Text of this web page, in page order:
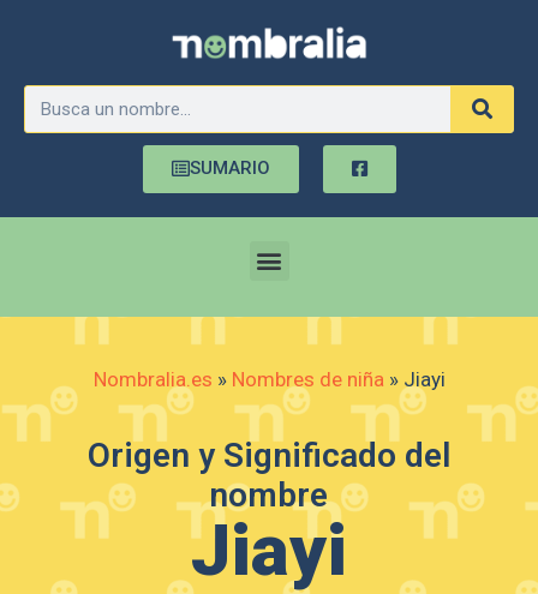
SUMARIO
Nombralia.es » Nombres de niña » Jiayi
Origen y Significado del
nombre
Jiayi